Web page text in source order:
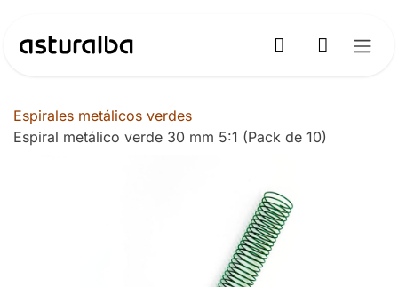
Espirales metálicos verdes
Espiral metálico verde 30 mm 5:1 (Pack de 10)